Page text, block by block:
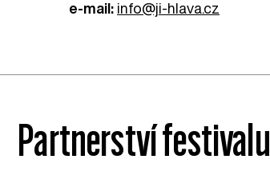
e-mail: info@ji-hlava.cz
Partnerství festivalu